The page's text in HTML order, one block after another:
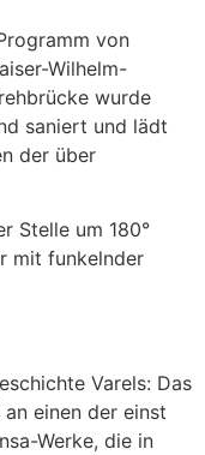
von
Wilhelm-
wurde
saniert und lädt
der über
Stelle um 180°
mit funkelnder
Varels: Das
an einen der einst
Werke, die in